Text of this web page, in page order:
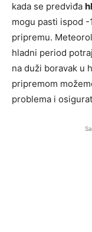
kada se predviđa
mogu pasti ispod -
pripremu.
hladni period
na duži boravak u
pripremom
problema i